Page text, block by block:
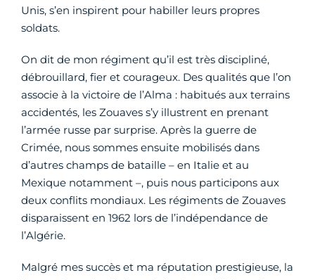
Unis, s’en inspirent pour habiller leurs propres
soldats.
On dit de mon régiment qu’il est très discipliné,
débrouillard, fier et courageux. Des qualités que l’on
associe à la victoire de l’Alma : habitués aux terrains
accidentés, les Zouaves s’y illustrent en prenant
l’armée russe par surprise. Après la guerre de
Crimée, nous sommes ensuite mobilisés dans
d’autres champs de bataille – en Italie et au
Mexique notamment –, puis nous participons aux
deux conflits mondiaux. Les régiments de Zouaves
disparaissent en 1962 lors de l’indépendance de
l’Algérie.
Malgré mes succès et ma réputation prestigieuse, la